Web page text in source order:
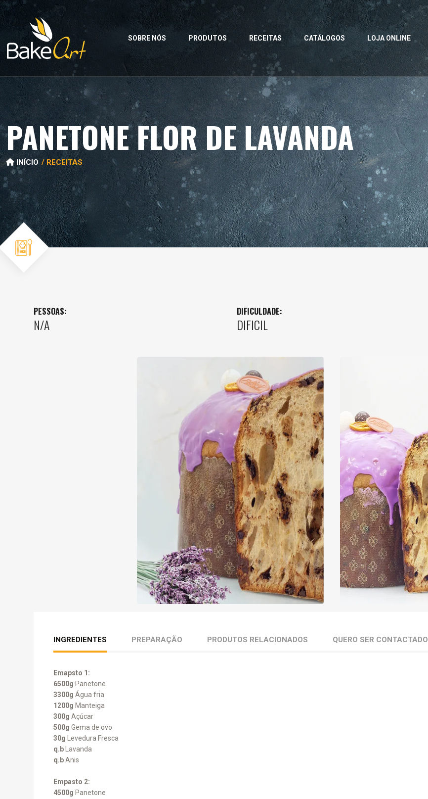
SOBRE NÓS PRODUTOS RECEITAS CATÁLOGOS LOJA ONLINE
PANETONE FLOR DE LAVANDA
INÍCIO RECEITAS
PESSOAS:
N/A
DIFICULDADE:
DIFICIL
INGREDIENTES PREPARAÇÃO PRODUTOS RELACIONADOS QUERO SER CONTACTADO
Emapsto 1:
6500g Panetone
3300g Água fria
1200g Manteiga
300g Açúcar
500g Gema de ovo
30g Levedura Fresca
q.b Lavanda
q.bAnis
Empasto 2:
4500g Panetone